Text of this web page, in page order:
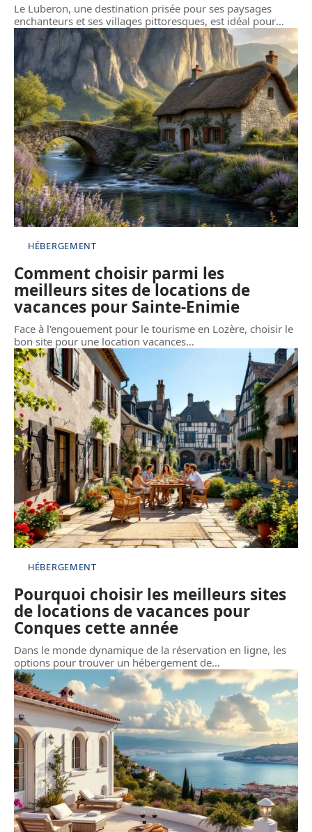
Le Luberon, une destination prisée pour ses paysages
enchanteurs et ses villages pittoresques, est idéal pour…
HÉBERGEMENT
Comment choisir parmi les
meilleurs sites de locations de
vacances pour Sainte-Enimie
Face à l'engouement pour le tourisme en Lozère, choisir le
bon site pour une location vacances…
HÉBERGEMENT
Pourquoi choisir les meilleurs sites
de locations de vacances pour
Conques cette année
Dans le monde dynamique de la réservation en ligne, les
options pour trouver un hébergement de…